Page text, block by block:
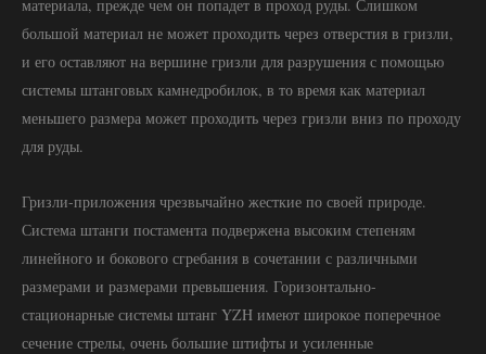
материала, прежде чем он попадет в проход руды. Слишком
большой материал не может проходить через отверстия в гризли,
и его оставляют на вершине гризли для разрушения с помощью
системы штанговых камнедробилок, в то время как материал
меньшего размера может проходить через гризли вниз по проходу
для руды.
Гризли-приложения чрезвычайно жесткие по своей природе.
Система штанги постамента подвержена высоким степеням
линейного и бокового сгребания в сочетании с различными
размерами и размерами превышения. Горизонтально-
стационарные системы штанг YZH имеют широкое поперечное
сечение стрелы, очень большие штифты и усиленные